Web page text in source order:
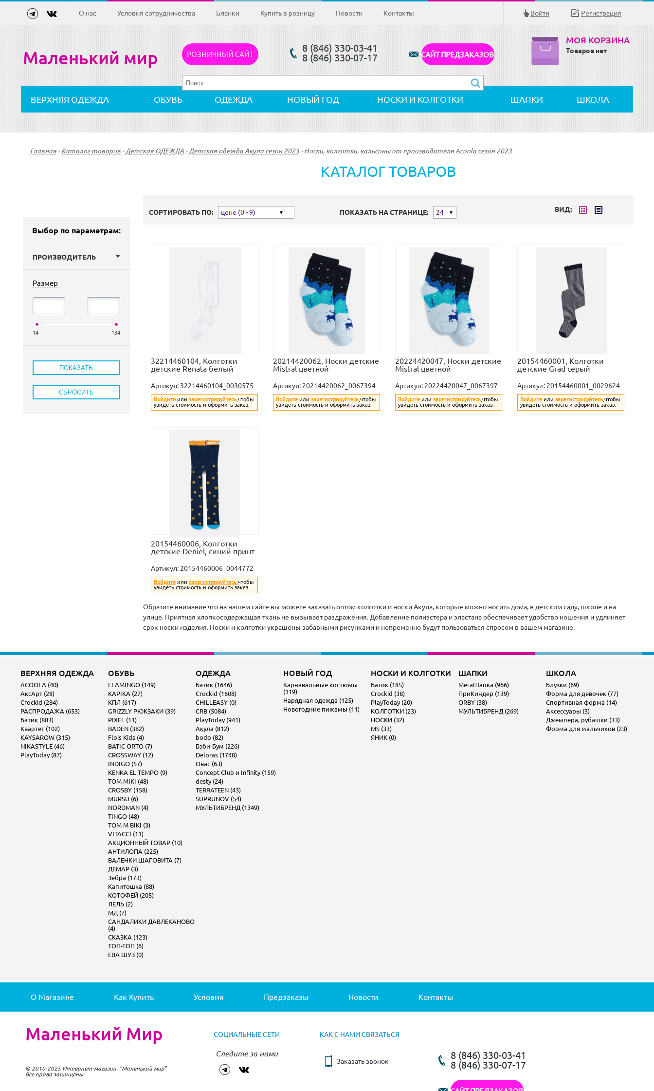
О нас Условия сотрудничества Бланки Купить в розницу Новости Контакты Войти Регистрация
Маленький мир РОЗНИЧНЫЙ САЙТ
8 (846) 330-03-41
8 (846) 330-07-17
САЙТ ПРЕДЗАКАЗОВ
МОЯ КОРЗИНА
Товаров нет
ВЕРХНЯЯ ОДЕЖДА ОБУВЬ ОДЕЖДА НОВЫЙ ГОД НОСКИ И КОЛГОТКИ ШАПКИ ШКОЛА
Главная - Каталог товаров - Детская ОДЕЖДА - Детская одежда Акула сезон 2023 - Носки, колготки, кальсоны от производителя Acoola сезон 2023
Выбор по параметрам:
ПРОИЗВОДИТЕЛЬ
Размер
14 134
КАТАЛОГ ТОВАРОВ
СОРТИРОВАТЬ ПО: цене (0 - 9) ПОКАЗАТЬ НА СТРАНИЦЕ: 24 ВИД:
32214460104, Колготки
детские Renata белый
Артикул: 32214460104_0030575
Войдите или зарегистрируйтесь ,чтобы
увидеть стоимость и оформить заказ.
20214420062, Носки детские
Mistral цветной
Артикул: 20214420062_0067394
Войдите или зарегистрируйтесь ,чтобы
увидеть стоимость и оформить заказ.
20224420047, Носки детские
Mistral цветной
Артикул: 20224420047_0067397
Войдите или зарегистрируйтесь ,чтобы
увидеть стоимость и оформить заказ.
20154460001, Колготки
детские Grad серый
Артикул: 20154460001_0029624
Войдите или зарегистрируйтесь ,чтобы
увидеть стоимость и оформить заказ.
20154460006, Колготки
детские Deniel, синий принт
Артикул: 20154460006_0044772
Войдите или зарегистрируйтесь ,чтобы
увидеть стоимость и оформить заказ.
Обратите внимание что на нашем сайте вы можете заказать оптом колготки и носки Акула, которые можно носить дома, в детском саду, школе и на
улице. Приятная хлопкосодержащая ткань не вызывает раздражения. Добавление полиэстера и эластана обеспечивает удобство ношения и удлиняет
срок носки изделия. Носки и колготки украшены забавными рисунками и непременно будут пользоваться спросом в вашем магазине.
ВЕРХНЯЯ ОДЕЖДА
ACOOLA (40)
АксАрт (28)
Crockid (284)
РАСПРОДАЖА (653)
Батик (883)
Квартет (102)
KAYSAROW (315)
NIKASTYLE (46)
PlayToday (87)
ОБУВЬ
FLAMINGO (149)
KAPIKA (27)
КПЛ (617)
GRIZZLY РЮКЗАКИ (39)
PIXEL (11)
BADEN (382)
Flois Kids (4)
BATIC ORTO (7)
CROSSWAY (12)
INDIGO (57)
KENKA EL TEMPO (9)
TOM MIKI (48)
CROSBY (158)
MURSU (6)
NORDMAN (4)
TINGO (48)
TOM M BIKI (3)
VITACCI (11)
АКЦИОННЫЙ ТОВАР (10)
АНТИЛОПА (225)
ВАЛЕНКИ ШАГОВИТА (7)
ДЕМАР (3)
Зебра (173)
Капитошка (88)
КОТОФЕЙ (205)
ЛЕЛЬ (2)
МД (7)
САНДАЛИКИ ДАВЛЕКАНОВО
(4)
СКАЗКА (123)
ТОП-ТОП (6)
ЕВА ШУЗ (0)
ОДЕЖДА
Батик (1646)
Crockid (1608)
CHILLEASY (0)
CRB (5084)
PlayToday (941)
Акула (812)
bodo (82)
Бэби-Бум (226)
Deloras (1748)
Овас (63)
Concept Club и Infinity (159)
desty (24)
TERRATEEN (43)
SUPRUNOV (54)
МУЛЬТИБРЕНД (1349)
НОВЫЙ ГОД
Карнавальные костюмы
(119)
Нарядная одежда (125)
Новогодние пижамы (11)
НОСКИ И КОЛГОТКИ
Батик (185)
Crockid (38)
PlayToday (20)
КОЛГОТКИ (23)
НОСКИ (32)
MS (33)
ЯНИК (0)
ШАПКИ
МегаШапка (966)
ПриКиндер (139)
ORBY (38)
МУЛЬТИБРЕНД (269)
ШКОЛА
Блузки (69)
Форма для девочек (77)
Спортивная форма (14)
Аксессуары (3)
Джемпера, рубашки (33)
Форма для мальчиков (23)
О Магазине Как Купить Условия Предзаказы Новости Контакты
Маленький Мир
© 2010-2025 Интернет-магазин. "Маленький мир"
Все права защищены
СОЦИАЛЬНЫЕ СЕТИ
Следите за нами
КАК С НАМИ СВЯЗАТЬСЯ
Заказать звонок
8 (846) 330-03-41
8 (846) 330-07-17